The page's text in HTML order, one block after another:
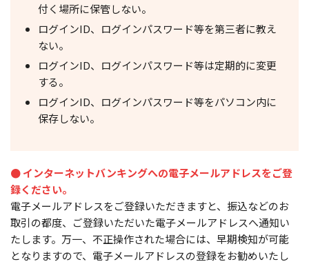
付く場所に保管しない。
ログインID、ログインパスワード等を第三者に教え
ない。
ログインID、ログインパスワード等は定期的に変更
する。
ログインID、ログインパスワード等をパソコン内に
保存しない。
● インターネットバンキングへの電子メールアドレスをご登
録ください。
電子メールアドレスをご登録いただきますと、振込などのお
取引の都度、ご登録いただいた電子メールアドレスへ通知い
たします。万一、不正操作された場合には、早期検知が可能
となりますので、電子メールアドレスの登録をお勧めいたし